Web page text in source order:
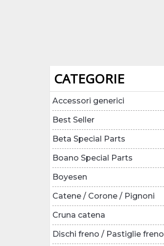
CATEGORIE
Accessori generici
Best Seller
Beta Special Parts
Boano Special Parts
Boyesen
Catene / Corone / Pignoni
Cruna catena
Dischi freno / Pastiglie freno